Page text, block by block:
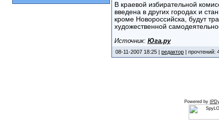
В краевой избирательной
введена в других городах и
кроме Новороссийска, будут
художественной
Источник: Юга.ру
08-11-2007 18:25 | редактор| прочтений:
Powered by